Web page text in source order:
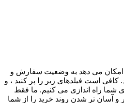
امکان می دهد به وضعیت سفارش و
کافی است فیلدهای زیر را پر کنید ، و
شما راه اندازی می کنیم. ما فقط
و آسان تر شدن روند خرید را از شما